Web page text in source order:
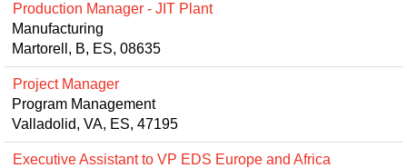
Production Manager - JIT Plant
Manufacturing
Martorell, B, ES, 08635
Project Manager
Program Management
Valladolid, VA, ES, 47195
Executive Assistant to VP EDS Europe and Africa